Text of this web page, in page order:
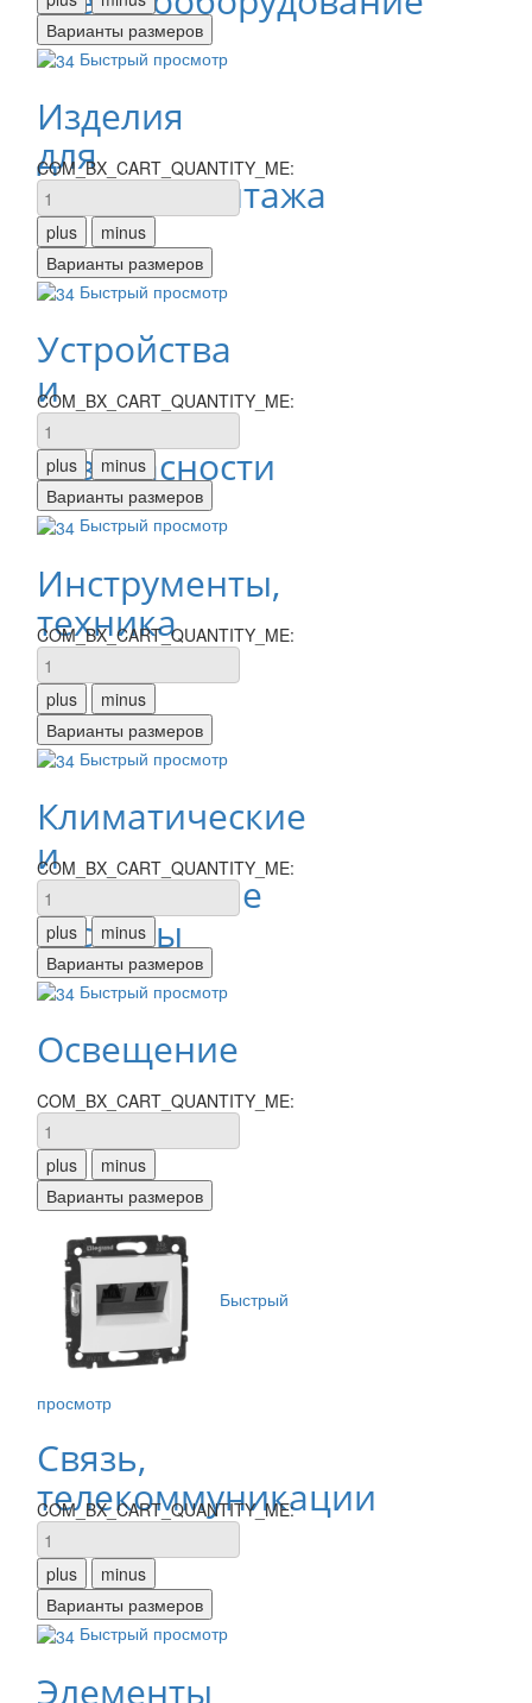
Быстрый просмотр
Изделия
для
электромонтажа
COM_BX_CART_QUANTITY_ME:
Быстрый просмотр
Устройства
и
средства
безопасности
COM_BX_CART_QUANTITY_ME:
Быстрый просмотр
Инструменты,
техника
COM_BX_CART_QUANTITY_ME:
Быстрый просмотр
Климатические
и
инженерные
системы
COM_BX_CART_QUANTITY_ME:
Быстрый просмотр
Освещение
COM_BX_CART_QUANTITY_ME:
Быстрый
просмотр
Связь,
телекоммуникации
COM_BX_CART_QUANTITY_ME:
Быстрый просмотр
Элементы